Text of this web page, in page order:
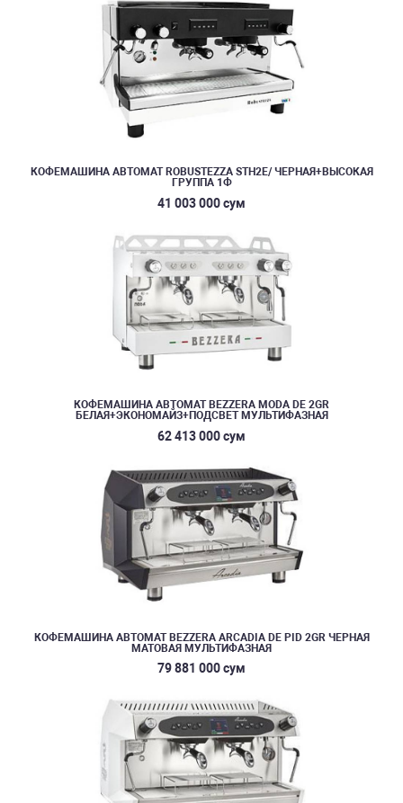
КОФЕМАШИНА АВТОМАТ ROBUSTEZZA STH2E/ ЧЕРНАЯ+ВЫСОКАЯ
ГРУППА 1Ф
41 003 000 сум
КОФЕМАШИНА АВТОМАТ BEZZERA MODA DE 2GR
БЕЛАЯ+ЭКОНОМАЙЗ+ПОДСВЕТ МУЛЬТИФАЗНАЯ
62 413 000 сум
КОФЕМАШИНА АВТОМАТ BEZZERA ARCADIA DE PID 2GR ЧЕРНАЯ
МАТОВАЯ МУЛЬТИФАЗНАЯ
79 881 000 сум